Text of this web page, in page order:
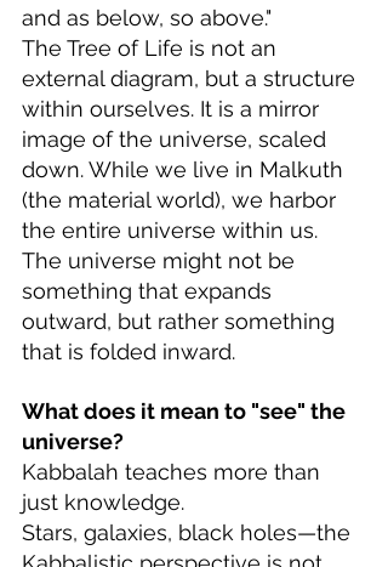
and as below, so above."
The Tree of Life is not an
external diagram, but a structure
within ourselves. It is a mirror
image of the universe, scaled
down. While we live in Malkuth
(the material world), we harbor
the entire universe within us.
The universe might not be
something that expands
outward, but rather something
that is folded inward.
What does it mean to "see" the
universe?
Kabbalah teaches more than
just knowledge.
Stars, galaxies, black holes—the